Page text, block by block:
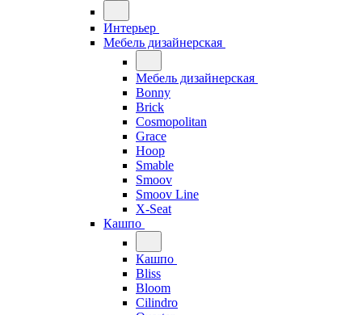
Интерьер
Мебель дизайнерская
Мебель дизайнерская
Bonny
Brick
Cosmopolitan
Grace
Hoop
Smable
Smoov
Smoov Line
X-Seat
Кашпо
Кашпо
Bliss
Bloom
Cilindro